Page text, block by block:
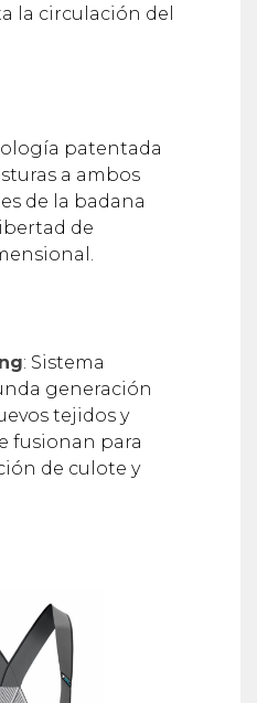
la circulación del
patentada
a ambos
de la badana
de
: Sistema
generación
tejidos y
fusionan para
de culote y